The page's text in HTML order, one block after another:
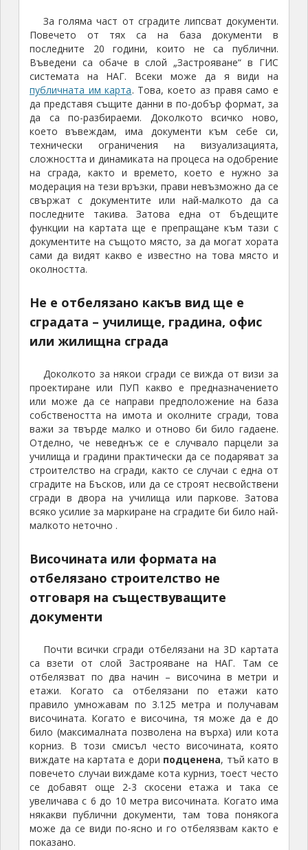
За голяма част от сградите липсват документи.
Повечето от тях са на база документи в
последните 20 години, които не са публични.
Въведени са обаче в слой „Застрояване“ в ГИС
системата на НАГ. Всеки може да я види на
публичната им карта. Това, което аз правя само е
да представя същите данни в по-добър формат, за
да са по-разбираеми. Доколкото всичко ново,
което въвеждам, има документи към себе си,
технически ограничения на визуализацията,
сложността и динамиката на процеса на одобрение
на сграда, както и времето, което е нужно за
модерация на тези връзки, прави невъзможно да се
свържат с документите или най-малкото да са
последните такива. Затова една от бъдещите
функции на картата ще е препращане към тази с
документите на същото място, за да могат хората
сами да видят какво е известно на това място и
околността.
Не е отбелязано какъв вид ще е
сградата – училище, градина, офис
или жилищна сграда
Доколкото за някои сгради се вижда от визи за
проектиране или ПУП какво е предназначението
или може да се направи предположение на база
собствеността на имота и околните сгради, това
важи за твърде малко и отново би било гадаене.
Отделно, че неведнъж се е случвало парцели за
училища и градини практически да се подаряват за
строителство на сгради, както се случаи с една от
сградите на Бъсков, или да се строят несвойствени
сгради в двора на училища или паркове. Затова
всяко усилие за маркиране на сградите би било най-
малкото неточно .
Височината или формата на
отбелязано строителство не
отговаря на съществуващите
документи
Почти всички сгради отбелязани на 3D картата
са взети от слой Застрояване на НАГ. Там се
отбелязват по два начин – височина в метри и
етажи. Когато са отбелязани по етажи като
правило умножавам по 3.125 метра и получавам
височината. Когато е височина, тя може да е до
било (максималната позволена на върха) или кота
корниз. В този смисъл често височината, която
виждате на картата е дори подценена, тъй като в
повечето случаи виждаме кота курниз, тоест често
се добавят още 2-3 скосени етажа и така се
увеличава с 6 до 10 метра височината. Когато има
някакви публични документи, там това понякога
може да се види по-ясно и го отбелязвам както е
показано.